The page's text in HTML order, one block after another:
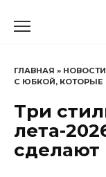
ГЛАВНАЯ » НОВОСТИ
С ЮБКОЙ,
Три
лета-
сделают